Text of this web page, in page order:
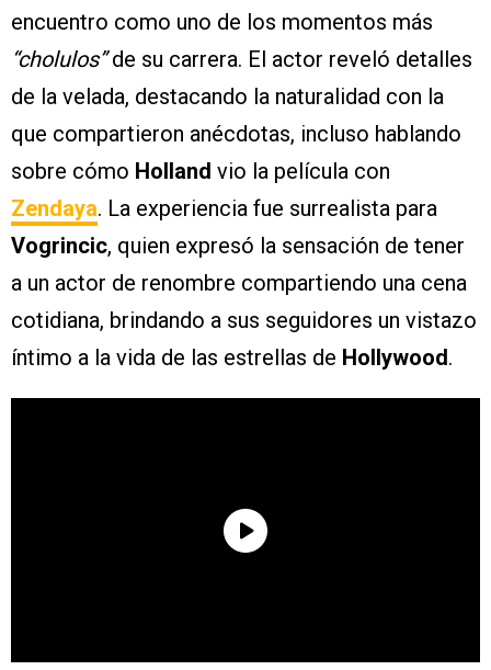
encuentro como uno de los momentos más
“cholulos”de su carrera. El actor reveló detalles
de la velada, destacando la naturalidad con la
que compartieron anécdotas, incluso hablando
sobre cómo Holland vio la película con
Zendaya. La experiencia fue surrealista para
Vogrincic, quien expresó la sensación de tener
a un actor de renombre compartiendo una cena
cotidiana, brindando a sus seguidores un vistazo
íntimo a la vida de las estrellas de Hollywood.